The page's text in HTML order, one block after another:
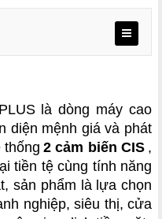
đại
giá trị
là dòng máy cao
diện mệnh giá và phát
thống 2 cảm biến CIS ,
tiền tệ cùng tính năng
sản phẩm là lựa chọn
nghiệp, siêu thị, cửa